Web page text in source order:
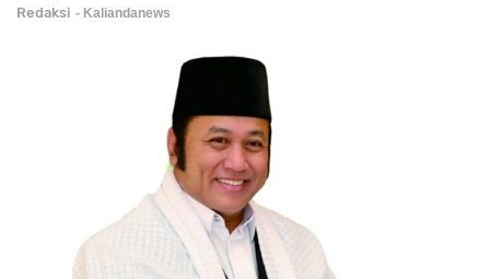
Redaksi